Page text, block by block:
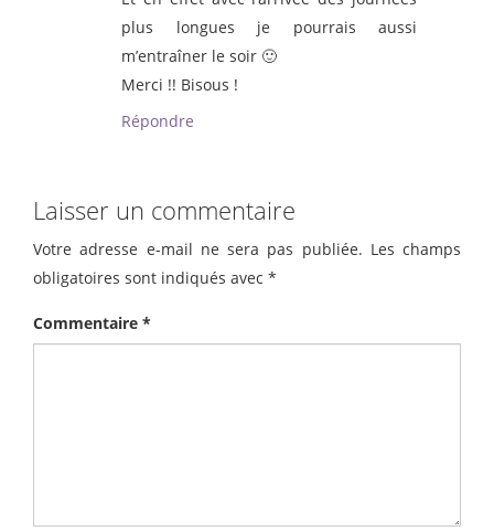
plus longues je pourrais aussi
m’entraîner le soir 🙂
Merci !! Bisous !
Répondre
Laisser un commentaire
Votre adresse e-mail ne sera pas publiée. Les champs
obligatoires sont indiqués avec *
Commentaire *